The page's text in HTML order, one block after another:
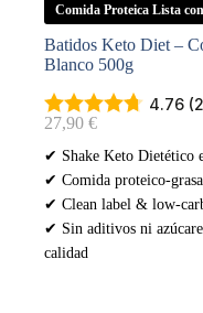
Comida Proteica Lista
Batidos Keto Diet –
Blanco 500g
4.76
27,90 €
✔ Shake Keto Dietético
✔ Comida proteico-
✔ Clean label & low-
✔ Sin aditivos ni
calidad